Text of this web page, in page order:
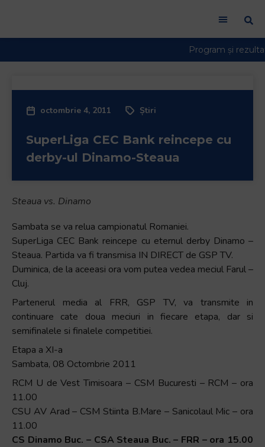
octombrie 4, 2011 Știri
SuperLiga CEC Bank reincepe cu
derby-ul Dinamo-Steaua
Steaua vs. Dinamo
Sambata se va relua campionatul Romaniei.
SuperLiga CEC Bank reincepe cu eternul derby Dinamo –
Steaua. Partida va fi transmisa IN DIRECT de GSP TV.
Duminica, de la aceeasi ora vom putea vedea meciul Farul –
Cluj.
Partenerul media al FRR, GSP TV, va transmite in
continuare cate doua meciuri in fiecare etapa, dar si
semifinalele si finalele competitiei.
Etapa a XI-a
Sambata, 08 Octombrie 2011
RCM U de Vest Timisoara – CSM Bucuresti – RCM – ora
11.00
CSU AV Arad – CSM Stiinta B.Mare – Sanicolaul Mic – ora
11.00
CS Dinamo Buc. – CSA Steaua Buc. – FRR – ora 15.00